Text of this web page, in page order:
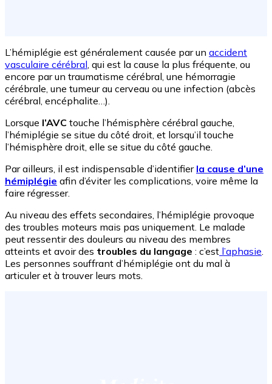
L’hémiplégie est généralement causée par un accident
vasculaire cérébral , qui est la cause la plus fréquente, ou
encore par un traumatisme cérébral, une hémorragie
cérébrale, une tumeur au cerveau ou une infection (abcès
cérébral, encéphalite…).
Lorsque l’AVC touche l’hémisphère cérébral gauche,
l’hémiplégie se situe du côté droit, et lorsqu’il touche
l’hémisphère droit, elle se situe du côté gauche.
Par ailleurs, il est indispensable d’identifier la cause d’une
hémiplégie afin d’éviter les complications, voire même la
faire régresser.
Au niveau des effets secondaires, l’hémiplégie provoque
des troubles moteurs mais pas uniquement. Le malade
peut ressentir des douleurs au niveau des membres
atteints et avoir des troubles du langage : c’est l’aphasie
Les personnes souffrant d’hémiplégie ont du mal à
articuler et à trouver leurs mots.